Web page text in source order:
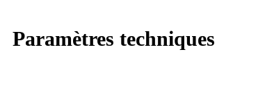
Paramètres techniques